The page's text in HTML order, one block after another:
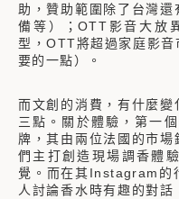
助，贊助範圍除了台灣
備等）；OTT影音大放
型，OTT將超過家庭影
要的一點）。
而文創的消費，有什麼
三點。關於體驗，第一
牌，其由兩位法國的市
們主打創造現場調香體
覺。而在其Instagram的
人討論香水時有趣的對